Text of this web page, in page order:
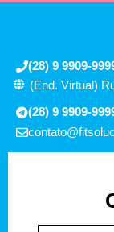
(28) 9 9909-
(End. Virtual)
(28) 9 9909-